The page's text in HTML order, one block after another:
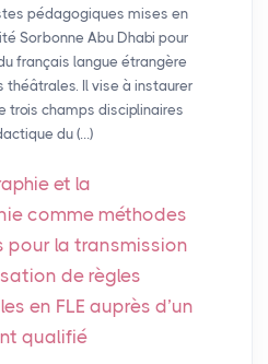
pédagogiques mises en
Sorbonne Abu Dhabi pour
français langue étrangère
théâtrales. Il vise à instaurer
trois champs disciplinaires
du (…)
et la
comme méthodes
la transmission
de règles
en FLE auprès d’un
qualifié